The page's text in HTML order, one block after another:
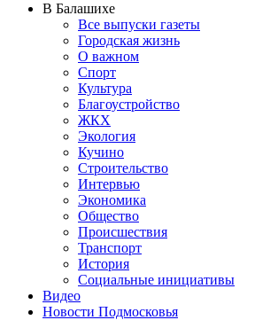
В Балашихе
Все выпуски газеты
Городская жизнь
О важном
Спорт
Культура
Благоустройство
ЖКХ
Экология
Кучино
Строительство
Интервью
Экономика
Общество
Происшествия
Транспорт
История
Социальные инициативы
Видео
Новости Подмосковья